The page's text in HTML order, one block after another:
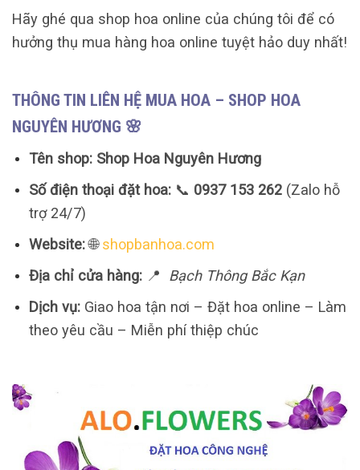
Hãy ghé qua shop hoa online của chúng tôi để có
hưởng thụ mua hàng hoa online tuyệt hảo duy nhất!
THÔNG TIN LIÊN HỆ MUA HOA – SHOP HOA
NGUYÊN HƯƠNG 🌸
Tên shop: Shop Hoa Nguyên Hương
Số điện thoại đặt hoa:📞 0937 153 262(Zalo hỗ
trợ 24/7)
Website:🌐shopbanhoa.com
Địa chỉ cửa hàng:📍
Bạch Thông Bắc Kạn
Dịch vụ:Giao hoa tận nơi – Đặt hoa online – Làm
theo yêu cầu – Miễn phí thiệp chúc